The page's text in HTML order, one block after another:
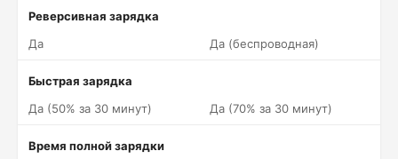
Реверсивная зарядка
Да
Да (беспроводная)
Быстрая зарядка
Да (50% за 30 минут)
Да (70% за 30 минут)
Время полной зарядки